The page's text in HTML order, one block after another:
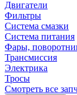
Двигатели
Фильтры
Система смазки
Система питания
Фары,
Трансмиссия
Электрика
Тросы
Смотреть все